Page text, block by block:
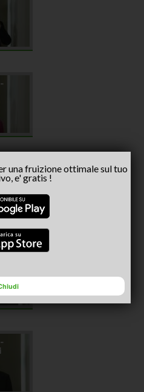
una fruizione ottimale sul tuo
e' gratis !